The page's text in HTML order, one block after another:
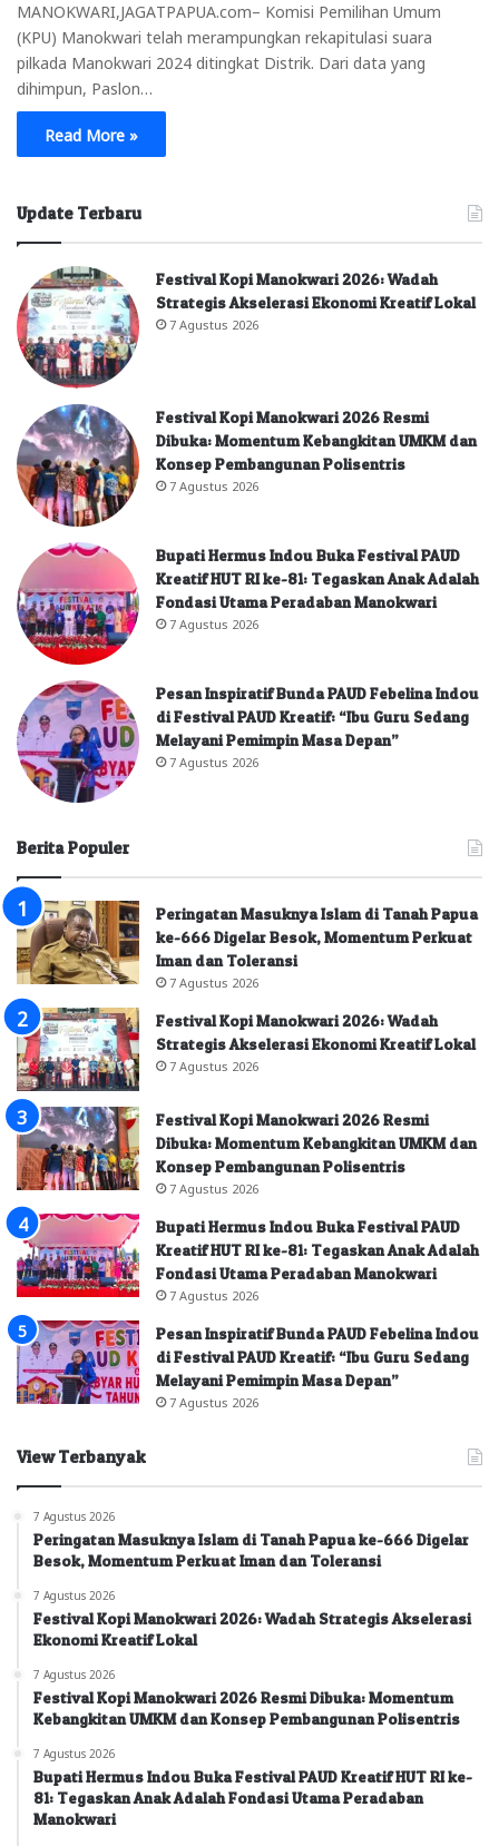
MANOKWARI,JAGATPAPUA.com– Komisi Pemilihan Umum
(KPU) Manokwari telah merampungkan rekapitulasi suara
pilkada Manokwari 2024 ditingkat Distrik. Dari data yang
dihimpun, Paslon…
Read More »
Update Terbaru
Festival Kopi Manokwari 2026: Wadah
Strategis Akselerasi Ekonomi Kreatif Lokal
7 Agustus 2026
Festival Kopi Manokwari 2026 Resmi
Dibuka: Momentum Kebangkitan UMKM dan
Konsep Pembangunan Polisentris
7 Agustus 2026
Bupati Hermus Indou Buka Festival PAUD
Kreatif HUT RI ke-81: Tegaskan Anak Adalah
Fondasi Utama Peradaban Manokwari
7 Agustus 2026
Pesan Inspiratif Bunda PAUD Febelina Indou
di Festival PAUD Kreatif: “Ibu Guru Sedang
Melayani Pemimpin Masa Depan”
7 Agustus 2026
Berita Populer
Peringatan Masuknya Islam di Tanah Papua
ke-666 Digelar Besok, Momentum Perkuat
Iman dan Toleransi
7 Agustus 2026
Festival Kopi Manokwari 2026: Wadah
Strategis Akselerasi Ekonomi Kreatif Lokal
7 Agustus 2026
Festival Kopi Manokwari 2026 Resmi
Dibuka: Momentum Kebangkitan UMKM dan
Konsep Pembangunan Polisentris
7 Agustus 2026
Bupati Hermus Indou Buka Festival PAUD
Kreatif HUT RI ke-81: Tegaskan Anak Adalah
Fondasi Utama Peradaban Manokwari
7 Agustus 2026
Pesan Inspiratif Bunda PAUD Febelina Indou
di Festival PAUD Kreatif: “Ibu Guru Sedang
Melayani Pemimpin Masa Depan”
7 Agustus 2026
View Terbanyak
7 Agustus 2026
Peringatan Masuknya Islam di Tanah Papua ke-666 Digelar
Besok, Momentum Perkuat Iman dan Toleransi
7 Agustus 2026
Festival Kopi Manokwari 2026: Wadah Strategis Akselerasi
Ekonomi Kreatif Lokal
7 Agustus 2026
Festival Kopi Manokwari 2026 Resmi Dibuka: Momentum
Kebangkitan UMKM dan Konsep Pembangunan Polisentris
7 Agustus 2026
Bupati Hermus Indou Buka Festival PAUD Kreatif HUT RI ke-
81: Tegaskan Anak Adalah Fondasi Utama Peradaban
Manokwari